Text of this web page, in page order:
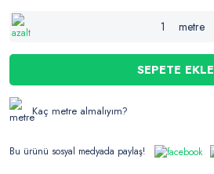
metre
SEPETE EKLE
Kaç metre almalıyım?
Bu ürünü sosyal medyada paylaş!